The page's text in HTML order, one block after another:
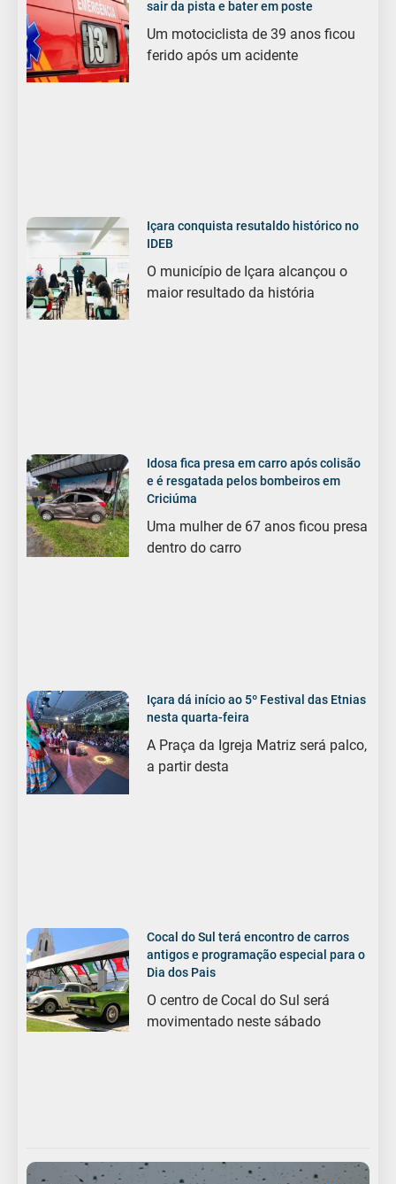
sair da pista e bater em poste
Um motociclista de 39 anos ficou
ferido após um acidente
Içara conquista resutaldo histórico no
IDEB
O município de Içara alcançou o
maior resultado da história
Idosa fica presa em carro após colisão
e é resgatada pelos bombeiros em
Criciúma
Uma mulher de 67 anos ficou presa
dentro do carro
Içara dá início ao 5º Festival das Etnias
nesta quarta-feira
A Praça da Igreja Matriz será palco,
a partir desta
Cocal do Sul terá encontro de carros
antigos e programação especial para o
Dia dos Pais
O centro de Cocal do Sul será
movimentado neste sábado